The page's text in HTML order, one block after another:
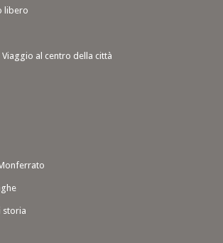
libero
al centro della città
storia